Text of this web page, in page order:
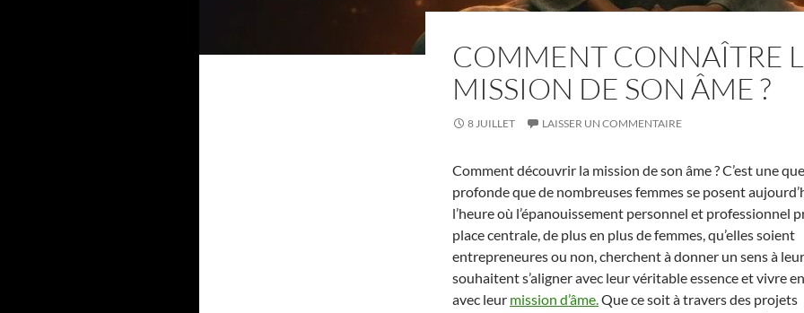
COMMENT CONNAÎTRE
MISSION DE SON ÂME ?
8 JUILLET LAISSER UN COMMENTAIRE
Comment découvrir la mission de son âme ? C’est une
profonde que de nombreuses femmes se posent
l’heure où l’épanouissement personnel et professionnel
place centrale, de plus en plus de femmes, qu’elles soient
entrepreneures ou non, cherchent à donner un sens à
souhaitent s’aligner avec leur véritable essence et vivre
avec leur mission d’âme.Que ce soit à travers des projets